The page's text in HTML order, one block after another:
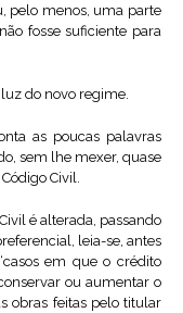
pelo menos, uma parte
fosse suficiente para
do novo regime.
as poucas palavras
sem lhe mexer, quase
Civil.
é alterada, passando
leia-se, antes
em que o crédito
ou aumentar o
obras feitas pelo titular